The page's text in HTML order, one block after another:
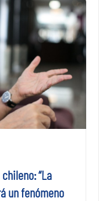
“La
un fenómeno